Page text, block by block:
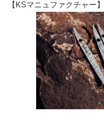
【KSマニュファクチャー】